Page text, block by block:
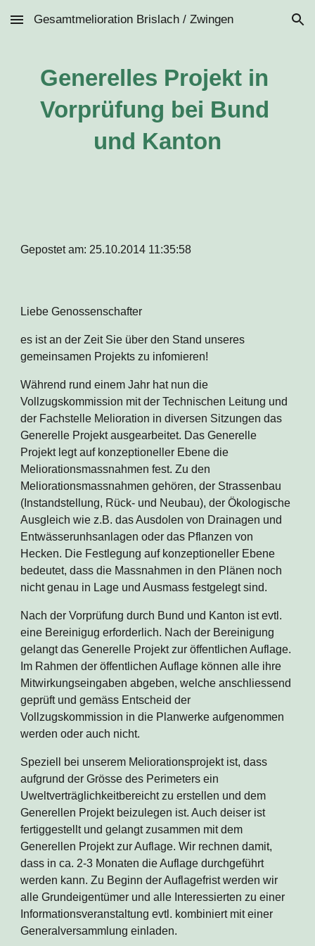
Skip to main content Skip to navigation
Gesamtmelioration Brislach / Zwingen
Generelles Projekt in
Vorprüfung bei Bund
und Kanton
Gepostet am: 25.10.2014 11:35:58
Liebe Genossenschafter
es ist an der Zeit Sie über den Stand unseres
gemeinsamen Projekts zu infomieren!
Während rund einem Jahr hat nun die
Vollzugskommission mit der Technischen Leitung und
der Fachstelle Melioration in diversen Sitzungen das
Generelle Projekt ausgearbeitet. Das Generelle
Projekt legt auf konzeptioneller Ebene die
Meliorationsmassnahmen fest. Zu den
Meliorationsmassnahmen gehören, der Strassenbau
(Instandstellung, Rück- und Neubau), der Ökologische
Ausgleich wie z.B. das Ausdolen von Drainagen und
Entwässerunhsanlagen oder das Pflanzen von
Hecken. Die Festlegung auf konzeptioneller Ebene
bedeutet, dass die Massnahmen in den Plänen noch
nicht genau in Lage und Ausmass festgelegt sind.
Nach der Vorprüfung durch Bund und Kanton ist evtl.
eine Bereinigug erforderlich. Nach der Bereinigung
gelangt das Generelle Projekt zur öffentlichen Auflage.
Im Rahmen der öffentlichen Auflage können alle ihre
Mitwirkungseingaben abgeben, welche anschliessend
geprüft und gemäss Entscheid der
Vollzugskommission in die Planwerke aufgenommen
werden oder auch nicht.
Speziell bei unserem Meliorationsprojekt ist, dass
aufgrund der Grösse des Perimeters ein
Uweltverträglichkeitbereicht zu erstellen und dem
Generellen Projekt beizulegen ist. Auch deiser ist
fertiggestellt und gelangt zusammen mit dem
Generellen Projekt zur Auflage. Wir rechnen damit,
dass in ca. 2-3 Monaten die Auflage durchgeführt
werden kann. Zu Beginn der Auflagefrist werden wir
alle Grundeigentümer und alle Interessierten zu einer
Informationsveranstaltung evtl. kombiniert mit einer
Generalversammlung einladen.